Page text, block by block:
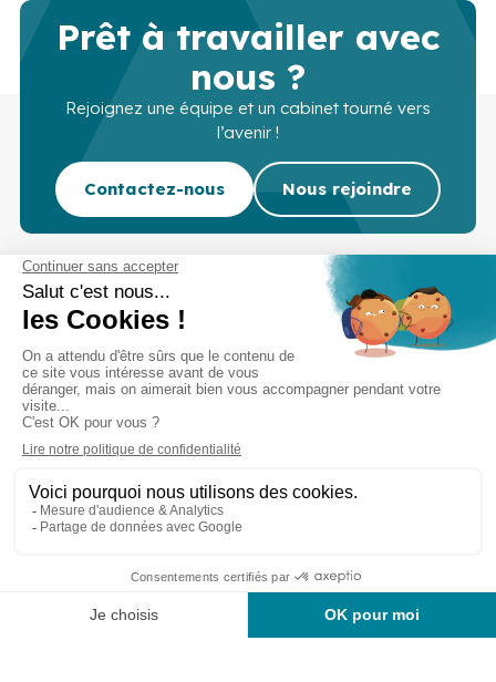
Prêt à travailler avec
nous ?
Rejoignez une équipe et un cabinet tourné vers
l’avenir !
Contactez-nous Nous rejoindre
Cabinet d’experts-comptables commissaires aux
Services Secteurs
Recrutement
Actu